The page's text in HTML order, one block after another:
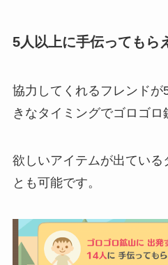
5人以上に手伝ってもら
協力してくれるフレンド
きなタイミングでゴロゴロ
欲しいアイテムが出ている
とも可能です。